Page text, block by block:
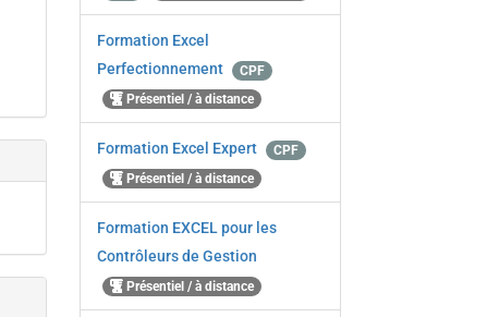
Formation Excel
Perfectionnement
CPF
Présentiel / à distance
Formation Excel Expert
CPF
Présentiel / à distance
Formation EXCEL pour les
Contrôleurs de Gestion
Présentiel / à distance